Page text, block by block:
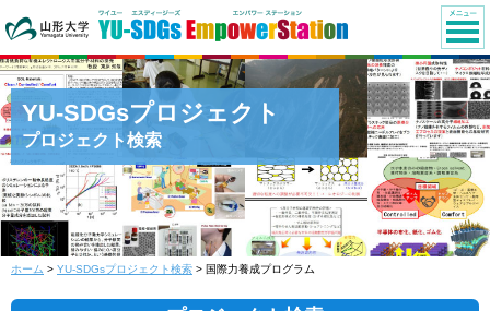
YU-SDGsプロジェクト
プロジェクト検索
ホーム > YU-SDGsプロジェクト検索 > 国際力養成プログラム